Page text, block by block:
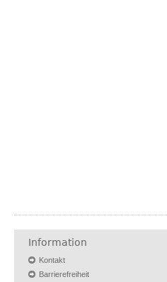
Information
Kontakt
Barrierefreiheit